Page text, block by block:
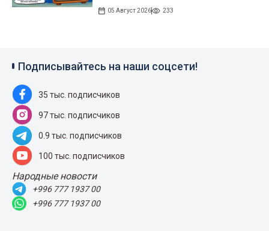
05 Август 2026 233
Подписывайтесь на наши соцсети!
35 тыс. подписчиков
97 тыс. подписчиков
0.9 тыс. подписчиков
100 тыс. подписчиков
Народные новости
+996 777 1937 00
+996 777 1937 00